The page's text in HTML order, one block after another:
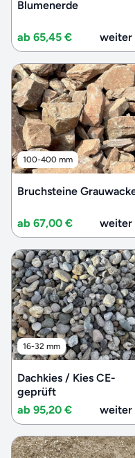
Blumenerde
ab 65,45 € weiter
100-400 mm
Bruchsteine
ab 67,00 € weiter
16-32 mm
Dachkies / Kies CE-
geprüft
ab 95,20 €
weiter